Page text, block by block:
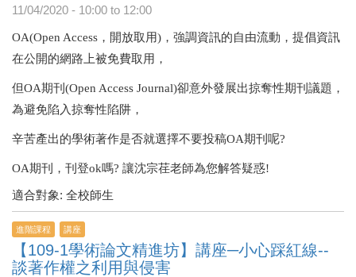
11/04/2020 - 10:00 to 12:00
OA(Open Access，開放取用)，強調資訊的自由流動，提倡資訊
在公開的網路上被免費取用，
但OA期刊(Open Access Journal)卻意外發展出掠奪性期刊議題，
為避免陷入掠奪性陷阱，
辛苦產出的學術著作是否就選擇不要投稿OA期刊呢?
OA期刊，刊登ok嗎? 讓沈宗荏老師為您解答疑惑!
適合對象: 全校師生
進階課程 講座
【109-1學術論文精進坊】講座─小心踩紅線--
談著作權之利用與侵害